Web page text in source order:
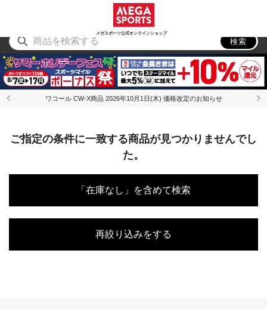
メガスポーツ公式オンラインショップ
アウトドア
検索
ワコール CW-X商品 2026年10月1日(木) 価格改定のお知らせ
ご指定の条件に一致する商品が見つかりませんでし
た。
「在庫なし」を含めて検索
再絞り込みをする